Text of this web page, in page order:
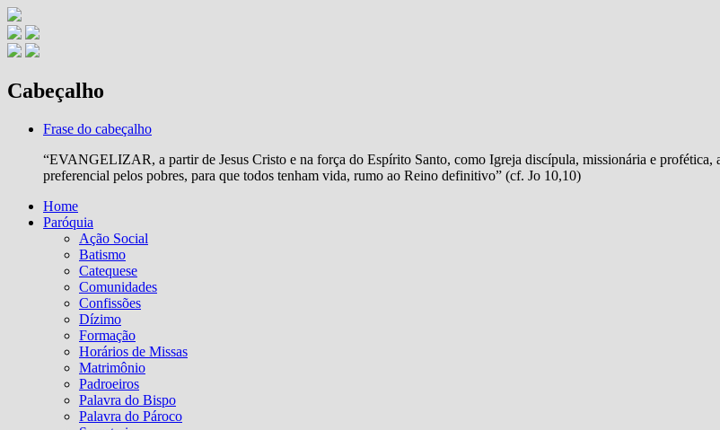
Cabeçalho
Frase do cabeçalho
“EVANGELIZAR, a partir de Jesus Cristo e na força do Espírito Santo, como Igreja discípula, missionária e profética,
preferencial pelos pobres, para que todos tenham vida, rumo ao Reino definitivo” (cf. Jo 10,10)
Home
Paróquia
Ação Social
Batismo
Catequese
Comunidades
Confissões
Dízimo
Formação
Horários de Missas
Matrimônio
Padroeiros
Palavra do Bispo
Palavra do Pároco